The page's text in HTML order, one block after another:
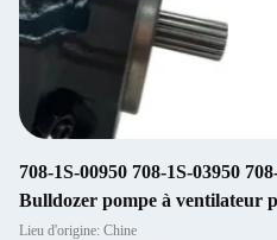
708-1S-00950 708-1S-03950
Bulldozer pompe à ventilateur
Lieu d'origine: Chine